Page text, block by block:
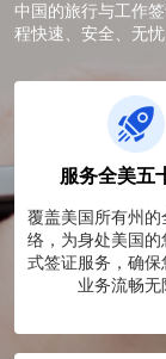
中国的旅行与工作
程快速、安全、无忧
服务全美五
覆盖美国所有州的
络，为身处美国的
式签证服务，确保
业务流畅无